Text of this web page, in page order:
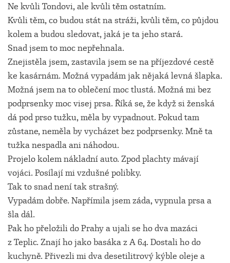
Ne kvůli Tondovi, ale kvůli těm ostatním.
Kvůli těm, co budou stát na stráži, kvůli těm, co půjdou
kolem a budou sledovat, jaká je ta jeho stará.
Snad jsem to moc nepřehnala.
Znejistěla jsem, zastavila jsem se na příjezdové cestě
ke kasárnám. Možná vypadám jak nějaká levná šlapka.
Možná jsem na to oblečení moc tlustá. Možná mi bez
podprsenky moc visej prsa. Říká se, že když si ženská
dá pod prso tužku, měla by vypadnout. Pokud tam
zůstane, neměla by vycházet bez podprsenky. Mně ta
tužka nespadla ani náhodou.
Projelo kolem nákladní auto. Zpod plachty mávají
vojáci. Posílají mi vzdušné polibky.
Tak to snad není tak strašný.
Vypadám dobře. Napřímila jsem záda, vypnula prsa a
šla dál.
Pak ho přeložili do Prahy a ujali se ho dva mazáci
z Teplic. Znají ho jako basáka z A 64. Dostali ho do
kuchyně. Přivezli mi dva desetilitrový kýble oleje a